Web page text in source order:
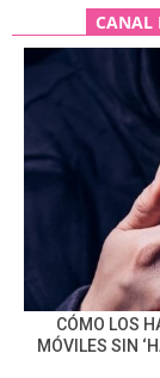
CANAL
CÓMO LOS
MÓVILES SIN